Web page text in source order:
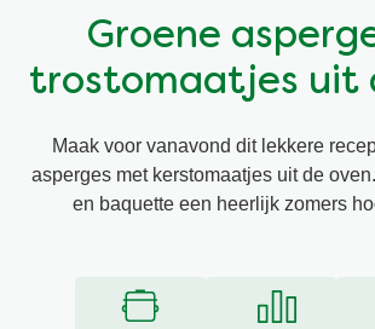
Vegetarisch
Groentewraps
Kruiding
Kant en Klaar
Groene
trostomaatjes uit
Maak voor vanavond dit lekkere
asperges met kerstomaatjes uit de
en baquette een heerlijk zomers